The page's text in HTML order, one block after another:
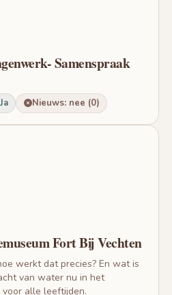
Samenspraak
Nieuws: nee (0)
Fort Bij Vechten
werkt dat precies? En wat is
van water nu in het
voor alle leeftijden.